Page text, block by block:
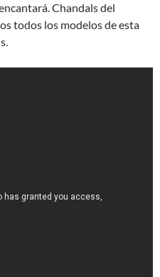
Chandals del
todos los modelos de esta